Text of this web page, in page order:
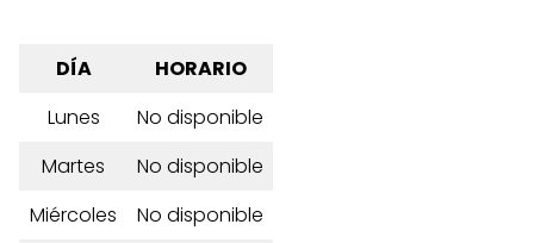
DÍA
HORARIO
Lunes
No disponible
Martes
No disponible
Miércoles
No disponible